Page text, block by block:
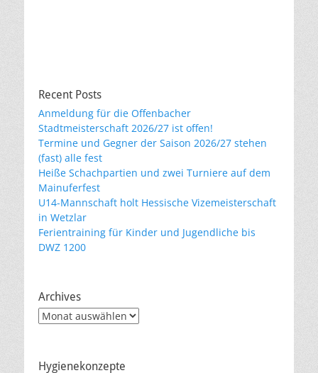
Recent Posts
Anmeldung für die Offenbacher
Stadtmeisterschaft 2026/27 ist offen!
Termine und Gegner der Saison 2026/27 stehen
(fast) alle fest
Heiße Schachpartien und zwei Turniere auf dem
Mainuferfest
U14-Mannschaft holt Hessische Vizemeisterschaft
in Wetzlar
Ferientraining für Kinder und Jugendliche bis
DWZ 1200
Archives
Archives
Hygienekonzepte